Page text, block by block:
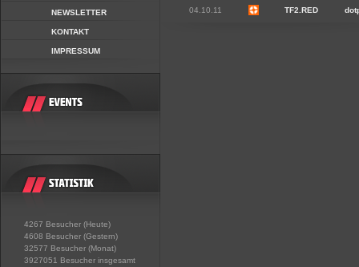
NEWSLETTER
KONTAKT
IMPRESSUM
4267 Besucher (Heute)
4608 Besucher (Gestern)
32577 Besucher (Monat)
3927051 Besucher insgesamt
04.10.11
TF2.RED